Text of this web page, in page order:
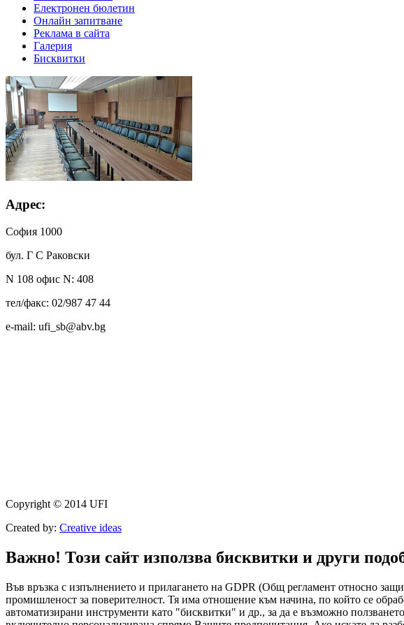
Електронен бюлетин
Онлайн запитване
Реклама в сайта
Галерия
Бисквитки
Адрес:
София 1000
бул. Г С Раковски
N 108 офис N: 408
тел/факс: 02/987 47 44
e-mail: ufi_sb@abv.bg
Copyright © 2014 UFI
Created by: Creative ideas
Важно! Този сайт използва бисквитки и други
Във връзка с изпълнението и прилагането на GDPR (Общ регламент относно
промишленост за поверителност. Тя има отношение към начина, по който се
автоматизирани инструменти като "бисквитки" и др., за да е възможно